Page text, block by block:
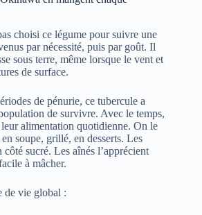
choisi ce légume pour suivre une
par nécessité, puis par goût. Il
sous terre, même lorsque le vent et
de surface.
de pénurie, ce tubercule a
de survivre. Avec le temps,
alimentation quotidienne. On le
soupe, grillé, en desserts. Les
sucré. Les aînés l’apprécient
à mâcher.
de vie global :